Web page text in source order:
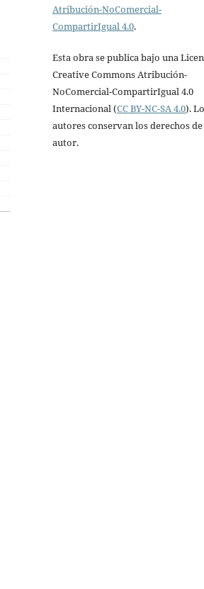
Atribución-NoComercial-
CompartirIgual 4.0.
Esta obra se publica bajo una
Creative Commons Atribución-
NoComercial-CompartirIgual 4.0
Internacional (CC BY-NC-SA 4.0).
autores conservan los derechos de
autor.